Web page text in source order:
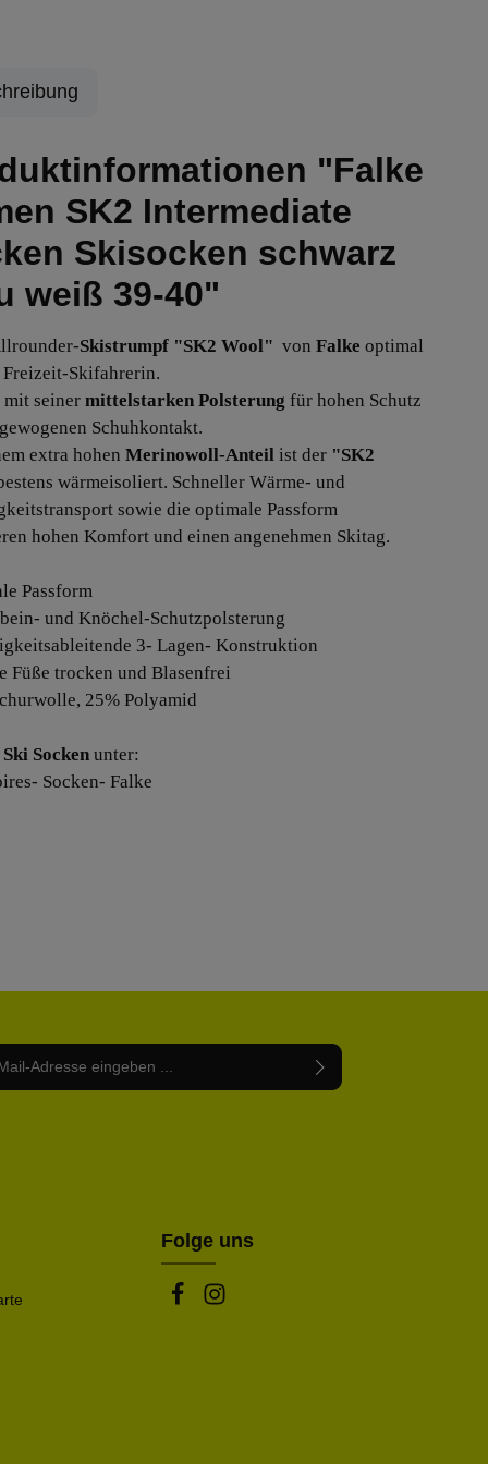
"Falke
SK2 Intermediate
Skisocken schwarz
weiß 39-40"
Skistrumpf "SK2 Wool" von Falke optimal
Skifahrerin.
mit seiner mittelstarken Polsterung für hohen Schutz
Schuhkontakt.
extra hohen Merinowoll-Anteil ist der "SK2
wärmeisoliert. Schneller Wärme- und
sowie die optimale Passform
hohen Komfort und einen angenehmen Skitag.
Passform
und Knöchel-Schutzpolsterung
3- Lagen- Konstruktion
Füße trocken und Blasenfrei
25% Polyamid
Ski Socken unter:
Socken- Falke
Folge uns